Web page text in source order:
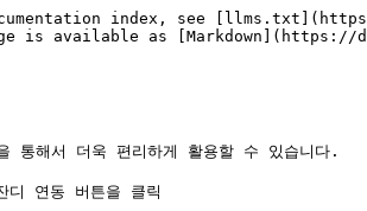
index, see
is available as
통해서 더욱 편리하게 활용할 수 있습니다.
디 연동 버튼을 클릭